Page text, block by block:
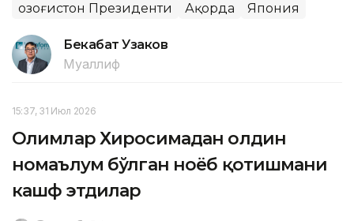
Қозоғистон Президенти Ақорда Япония
Бекабат Узаков
Муаллиф
15:37, 31 Июл 2026
Олимлар Хиросимадан олдин
номаълум бўлган ноёб қотишмани
кашф этдилар